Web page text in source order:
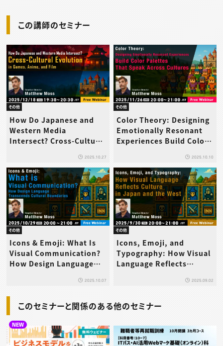
この講師のセミナー
その他
How Do Japanese and
Western Media
Intersect? Cross-Cultural
2025.10.27
その他
Color Theory: Designing
Emotionally Resonant
Experiences Build Color
2025.10.10
その他
Icons & Emoji: What Is
Visual Communication?
How Design Language
2025.10.07
その他
Icons, Emoji, and
Typography: How Visual
Language Reflects
2025.09.02
このセミナーと関係のある他のセミナー
NEW